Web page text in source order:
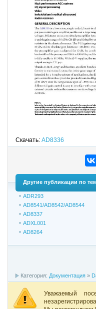
Скачать: AD8336
Другие публикации по
ADR293
AD8541/AD8542/AD8544
AD8337
ADXL001
AD8264
Категория: Документация »
Уважаемый